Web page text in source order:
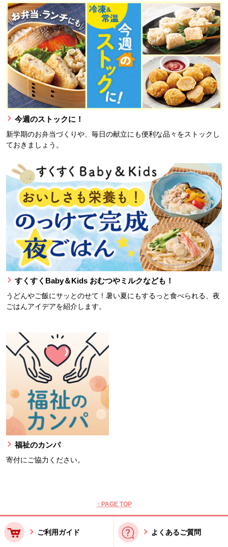
今週のストックに！
新学期のお弁当づくりや、毎日の献立にも便利な品々をストックし
ておきましょう。
すくすくBaby＆Kids おむつやミルクなども！
うどんやご飯にサッとのせて！暑い夏にもするっと食べられる、夜
ごはんアイデアを紹介します。
福祉のカンパ
寄付にご協力ください。
↑ PAGE TOP
ご利用ガイド よくあるご質問